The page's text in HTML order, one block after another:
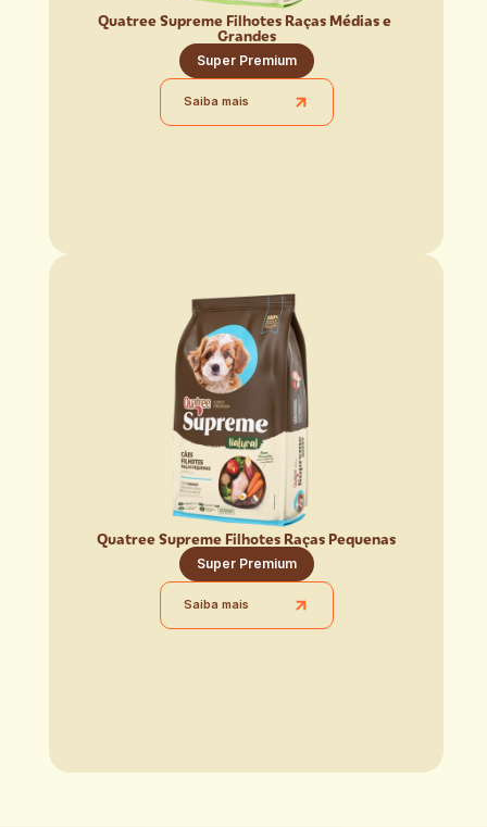
Quatree Supreme Filhotes Raças Médias e
Grandes
Super Premium
Saiba mais
Quatree Supreme Filhotes Raças Pequenas
Super Premium
Saiba mais